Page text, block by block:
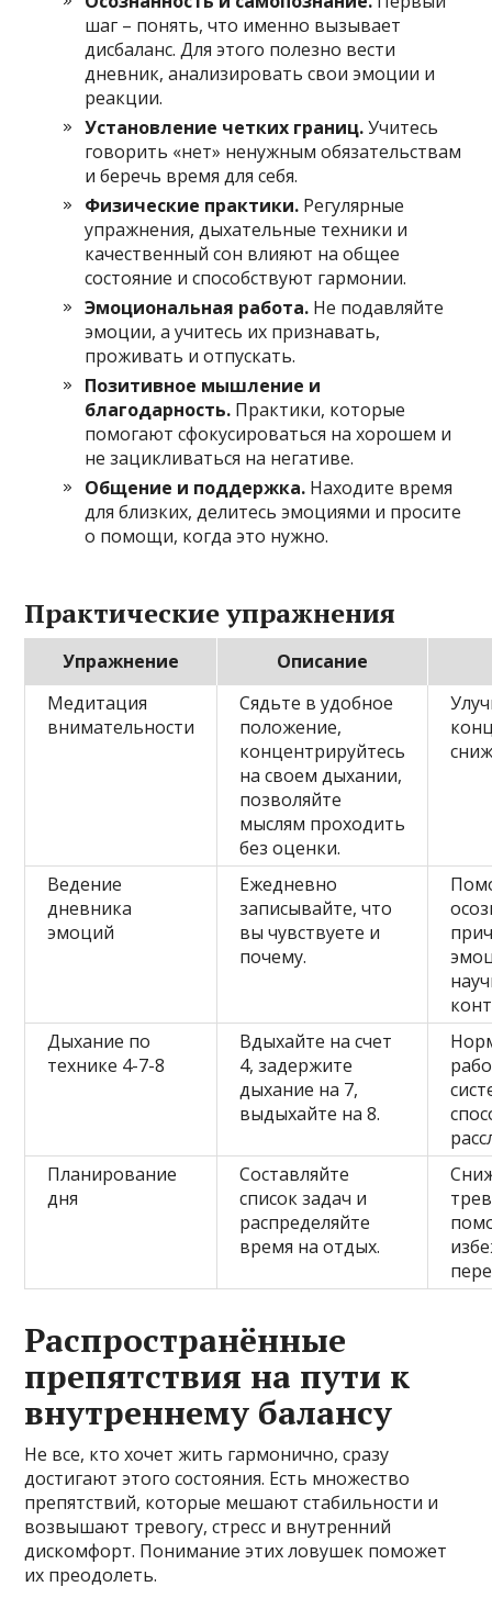
шаг – понять, что именно вызывает
дисбаланс. Для этого полезно вести
дневник, анализировать свои эмоции и
реакции.
Установление четких границ.Учитесь
говорить «нет» ненужным обязательствам
и беречь время для себя.
Физические практики. Регулярные
упражнения, дыхательные техники и
качественный сон влияют на общее
состояние и способствуют гармонии.
Эмоциональная работа. Не подавляйте
эмоции, а учитесь их признавать,
проживать и отпускать.
Позитивное мышление и
благодарность. Практики, которые
помогают сфокусироваться на хорошем и
не зацикливаться на негативе.
Общение и поддержка. Находите время
для близких, делитесь эмоциями и просите
о помощи, когда это нужно.
Практические упражнения
Упражнение Описание
Медитация
внимательности
Сядьте в удобное
положение,
концентрируйтесь
на своем дыхании,
позволяйте
мыслям проходить
без оценки.
Ведение
дневника
эмоций
Ежедневно
записывайте, что
вы чувствуете и
почему.
Дыхание по
технике 4-7-8
Вдыхайте на счет
4, задержите
дыхание на 7,
выдыхайте на 8.
Планирование
дня
Составляйте
список задач и
распределяйте
время на отдых.
Распространённые
препятствия на пути к
внутреннему балансу
Не все, кто хочет жить гармонично, сразу
достигают этого состояния. Есть множество
препятствий, которые мешают стабильности и
возвышают тревогу, стресс и внутренний
дискомфорт. Понимание этих ловушек поможет
их преодолеть.